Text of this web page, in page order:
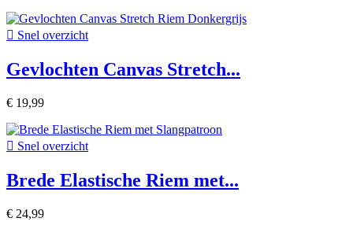
 Snel overzicht
Gevlochten Canvas Stretch...
€ 19,99
 Snel overzicht
Brede Elastische Riem met...
€ 24,99